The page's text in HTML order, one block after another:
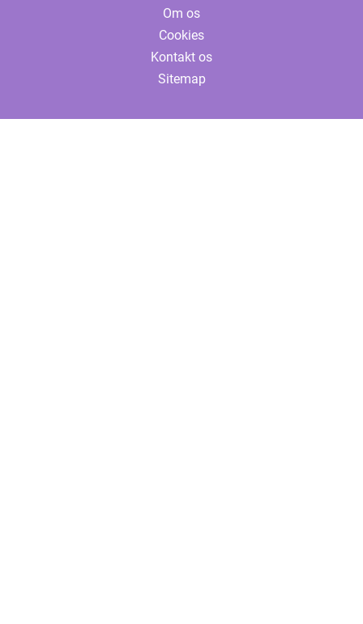
Om os
Cookies
Kontakt os
Sitemap